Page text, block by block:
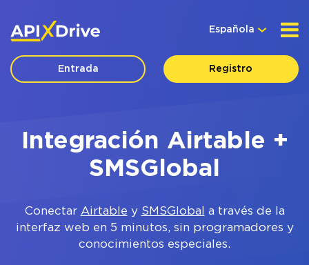
Española
Entrada Registro
Integración Airtable +
SMSGlobal
Conectar Airtable y SMSGlobal
a través de la
interfaz web en 5 minutos, sin programadores y
conocimientos especiales.